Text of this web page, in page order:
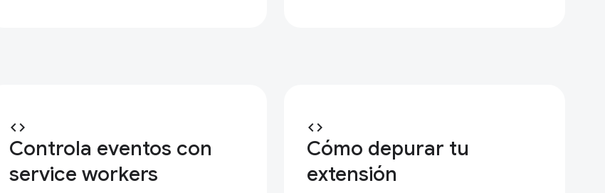
code
Controla eventos con
service workers
code
Cómo depurar tu
extensión